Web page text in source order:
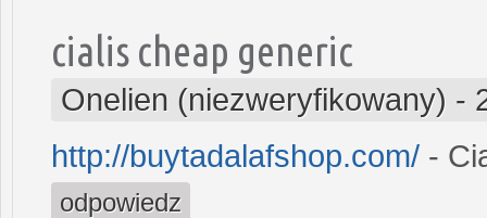
cialis cheap generic
Onelien (niezweryfikowany) -
http://buytadalafshop.com/ -
odpowiedz